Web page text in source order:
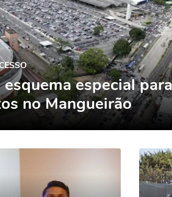
especial para
no Mangueirão